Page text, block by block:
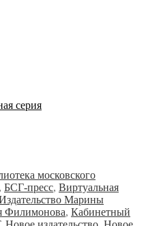
серия
московского
, БСГ-пресс, Виртуальная
Марины
Филимонова, Кабинетный